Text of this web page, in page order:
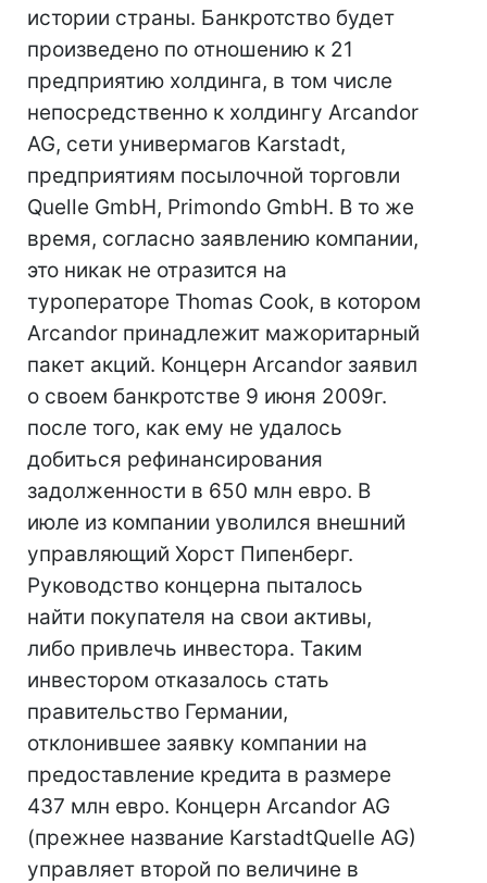
истории страны. Банкротство будет
произведено по отношению к 21
предприятию холдинга, в том числе
непосредственно к холдингу Arcandor
AG, сети универмагов Karstadt,
предприятиям посылочной торговли
Quelle GmbH, Primondo GmbH. В то же
время, согласно заявлению компании,
это никак не отразится на
туроператоре Thomas Cook, в котором
Arcandor принадлежит мажоритарный
пакет акций. Концерн Arcandor заявил
о своем банкротстве 9 июня 2009г.
после того, как ему не удалось
добиться рефинансирования
задолженности в 650 млн евро. В
июле из компании уволился внешний
управляющий Хорст Пипенберг.
Руководство концерна пыталось
найти покупателя на свои активы,
либо привлечь инвестора. Таким
инвестором отказалось стать
правительство Германии,
отклонившее заявку компании на
предоставление кредита в размере
437 млн евро. Концерн Arcandor AG
(прежнее название KarstadtQuelle AG)
управляет второй по величине в